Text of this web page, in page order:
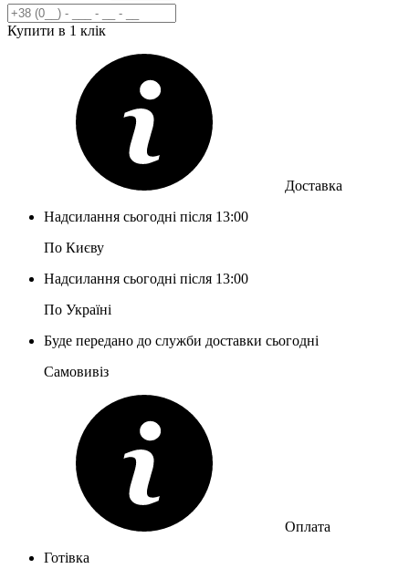
Купити в 1 клік
Доставка
Надсилання сьогодні після 13:00
По Києву
Надсилання сьогодні після 13:00
По Україні
Буде передано до служби доставки сьогодні
Самовивіз
Оплата
Готівка